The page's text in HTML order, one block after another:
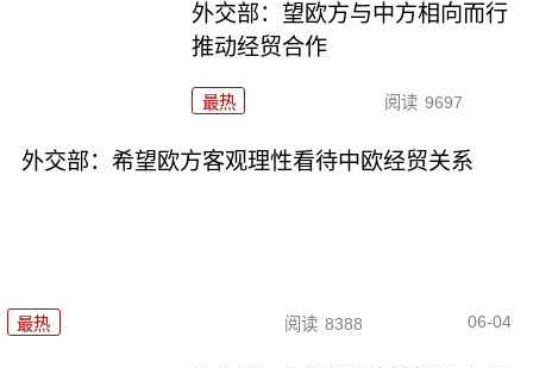
外交部：望欧方与中方相向而行
推动经贸合作
最热 阅读 9697
外交部：希望欧方客观理性看待中欧经贸关系
最热 阅读 8388 06-04